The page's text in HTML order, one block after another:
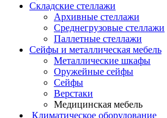
Складские стеллажи
Архивные стеллажи
Среднегрузовые стеллажи
Паллетные стеллажи
Сейфы и металлическая мебель
Металлические шкафы
Оружейные сейфы
Сейфы
Верстаки
Медицинская мебель
Климатическое оборудование